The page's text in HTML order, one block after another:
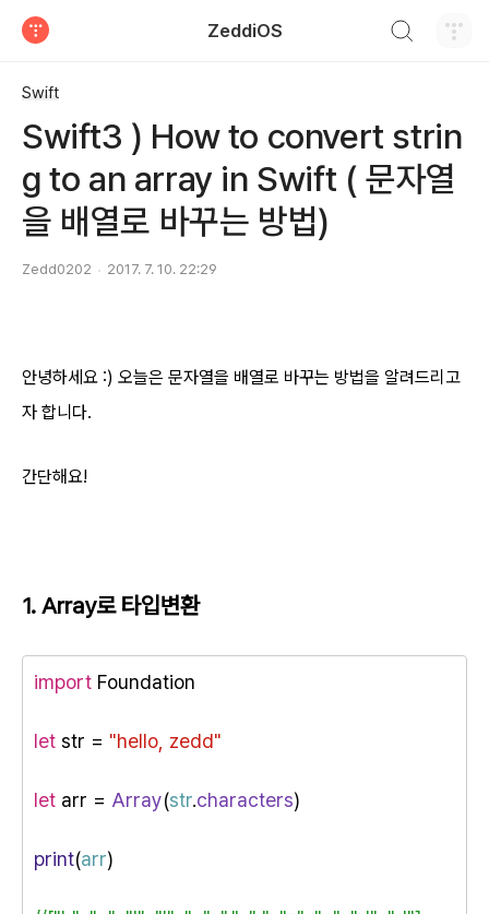
ZeddiOS
Swift
Swift3 ) How to convert strin
g to an array in Swift ( 문자열
을 배열로 바꾸는 방법)
Zedd0202 2017. 7. 10. 22:29
안녕하세요 :) 오늘은 문자열을 배열로 바꾸는 방법을 알려드리고
자 합니다.
간단해요!
1. Array로 타입변환
import Foundation
let str = "hello, zedd"
let arr = Array(str.characters)
print(arr)